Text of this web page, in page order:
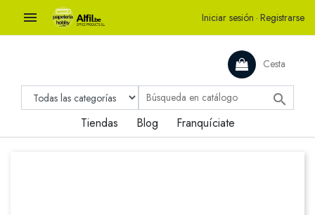
 Iniciar sesión · Registrarse
Cesta

Tiendas Blog Franquíciate